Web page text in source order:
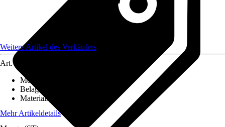
Weitere Artikel des Verkäufers
Art.-Nr.
Montageart
Belagstärke
Materialspezifizierung
Mehr Artikeldetails